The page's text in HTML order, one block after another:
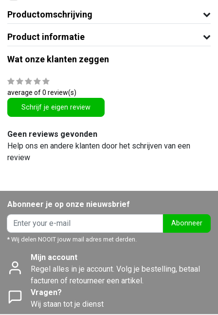
Productomschrijving
Product informatie
Wat onze klanten zeggen
average of 0 review(s)
Schrijf je eigen review
Geen reviews gevonden
Help ons en andere klanten door het schrijven van een
review
Abonneer je op onze nieuwsbrief
Abonneer
* Wij delen NOOIT jouw mail adres met derden.
Mijn account
Regel alles in je account. Volg je bestelling, betaal
facturen of retourneer een artikel.
Vragen?
Wij staan tot je dienst